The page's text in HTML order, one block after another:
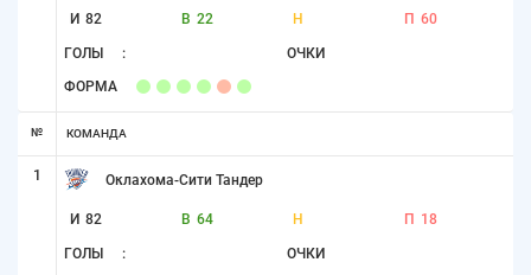
И 82 В 22 Н П 60
ГОЛЫ : ОЧКИ
ФОРМА
№ КОМАНДА
1 Оклахома-Сити Тандер
И 82 В 64 Н П 18
ГОЛЫ : ОЧКИ